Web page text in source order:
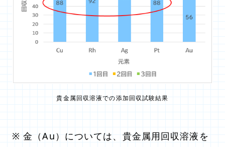
貴金属回収溶液での添加回収試験結果
※ 金（Au）については、貴金属用回収溶液を